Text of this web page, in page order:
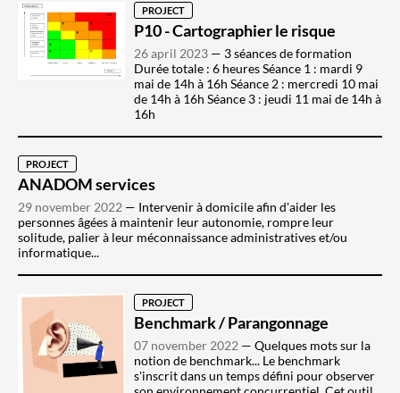
PROJECT
P10 - Cartographier le risque
26 april 2023
3 séances de formation
Durée totale : 6 heures Séance 1 : mardi 9
mai de 14h à 16h Séance 2 : mercredi 10 mai
de 14h à 16h Séance 3 : jeudi 11 mai de 14h à
16h
PROJECT
ANADOM services
29 november 2022
Intervenir à domicile afin d'aider les
personnes âgées à maintenir leur autonomie, rompre leur
solitude, palier à leur méconnaissance administratives et/ou
informatique...
PROJECT
Benchmark / Parangonnage
07 november 2022
Quelques mots sur la
notion de benchmark... Le benchmark
s'inscrit dans un temps défini pour observer